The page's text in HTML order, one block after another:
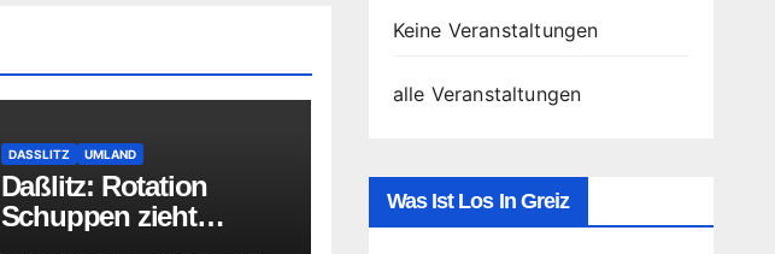
DASSLITZ UMLAND
Daßlitz: Rotation
Schuppen zieht
Keine Veranstaltungen
alle Veranstaltungen
Was Ist Los In Greiz